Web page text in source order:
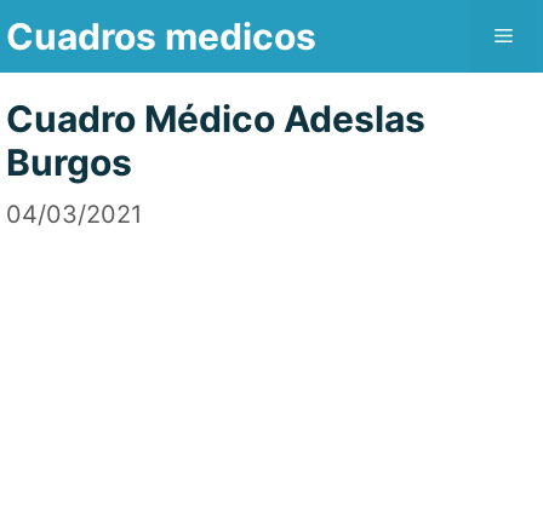
Saltar
contenido
Cuadros medicos
Cuadro Médico Adeslas
Burgos
04/03/2021